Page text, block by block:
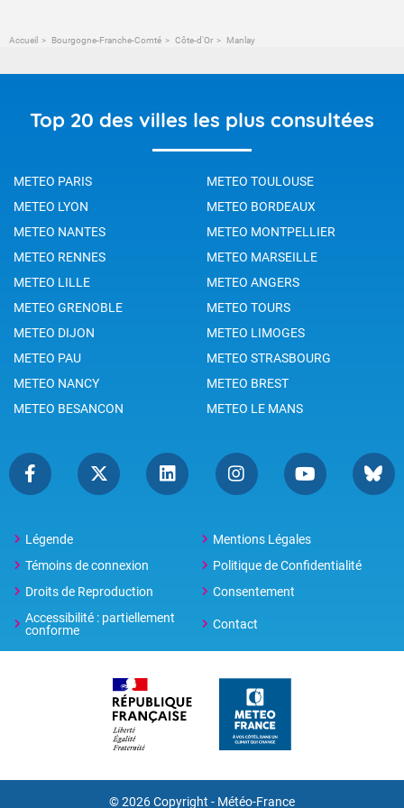
Accueil Bourgogne-Franche-Comté Côte-d'Or Manlay
Top 20 des villes les plus consultées
METEO PARIS
METEO TOULOUSE
METEO LYON
METEO BORDEAUX
METEO NANTES
METEO MONTPELLIER
METEO RENNES
METEO MARSEILLE
METEO LILLE
METEO ANGERS
METEO GRENOBLE
METEO TOURS
METEO DIJON
METEO LIMOGES
METEO PAU
METEO STRASBOURG
METEO NANCY
METEO BREST
METEO BESANCON
METEO LE MANS
Légende
Mentions Légales
Témoins de connexion
Politique de Confidentialité
Droits de Reproduction
Consentement
Accessibilité : partiellement
conforme
Contact
© 2026 Copyright - Météo-France